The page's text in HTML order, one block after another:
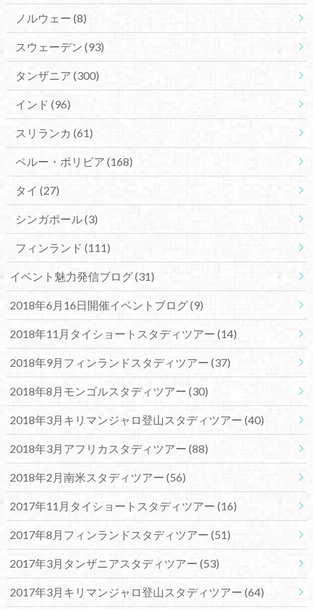
ノルウェー (8)
スウェーデン (93)
タンザニア (300)
インド (96)
スリランカ (61)
ペルー・ボリビア (168)
タイ (27)
シンガポール(3)
フィンランド (111)
イベント魅力発信ブログ(31)
2018年6月16日開催イベントブログ(9)
2018年11月タイショートスタディツアー (14)
2018年9月フィンランドスタディツアー (37)
2018年8月モンゴルスタディツアー (30)
2018年3月キリマンジャロ登山スタディツアー (40)
2018年3月アフリカスタディツアー (88)
2018年2月南米スタディツアー (56)
2017年11月タイショートスタディツアー (16)
2017年8月フィンランドスタディツアー (51)
2017年3月タンザニアスタディツアー (53)
2017年3月キリマンジャロ登山スタディツアー (64)